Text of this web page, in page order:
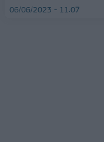
06/06/2023 - 11:07